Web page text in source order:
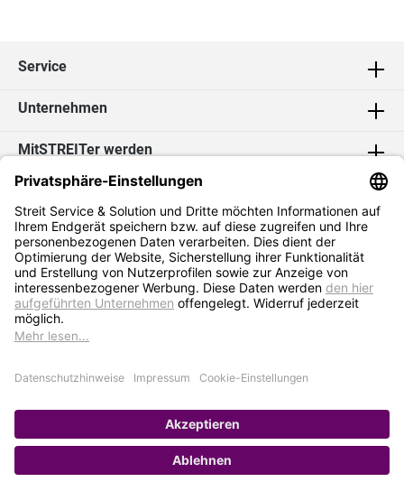
Service
Unternehmen
MitSTREITer werden
Kontakt
Social Media
* Alle Preise exkl. MwSt. zzgl.Versandkosten
Impressum
Hinweisgebersystem
Erklärung zur Barrierefreiheit
Verkauf nur an Selbstständige / Gewerbetreibende. Kein Verkauf an